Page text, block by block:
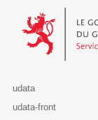
Le
udata
udata-front